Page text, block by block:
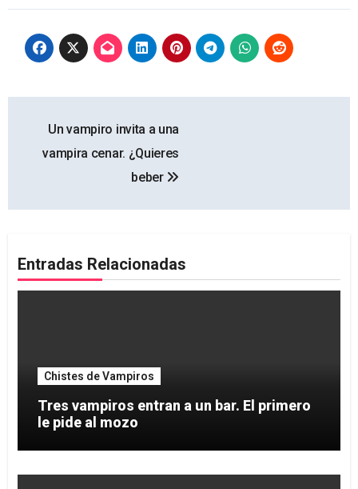
Un vampiro invita a una
vampira cenar. ¿Quieres
beber
Entradas Relacionadas
Chistes de Vampiros
Tres vampiros entran a un bar. El primero
le pide al mozo